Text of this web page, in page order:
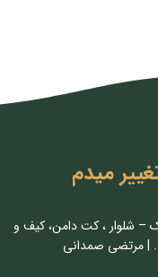
میدم
– شلوار ، کت دامن، کیف و
| مرتضی صمدانی